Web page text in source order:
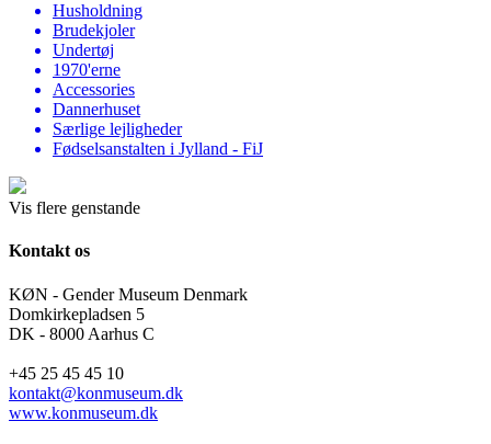
Husholdning
Brudekjoler
Undertøj
1970'erne
Accessories
Dannerhuset
Særlige lejligheder
Fødselsanstalten i Jylland - FiJ
Vis flere genstande
Kontakt os
KØN - Gender Museum Denmark
Domkirkepladsen 5
DK - 8000 Aarhus C
+45 25 45 45 10
kontakt@konmuseum.dk
www.konmuseum.dk